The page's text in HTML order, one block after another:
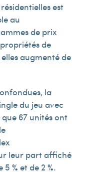
est
au
de prix
de
augmenté de
la
du jeu avec
que 67 unités ont
leur part affiché
5 % et de 2 %.